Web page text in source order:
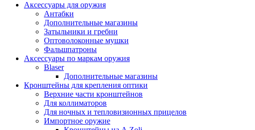
Аксессуары для оружия
Антабки
Дополнительные магазины
Затыльники и гребни
Оптоволоконные мушки
Фальшпатроны
Аксессуары по маркам оружия
Blaser
Дополнительные магазины
Кронштейны для крепления оптики
Верхние части кронштейнов
Для коллиматоров
Для ночных и тепловизионных прицелов
Импортное оружие